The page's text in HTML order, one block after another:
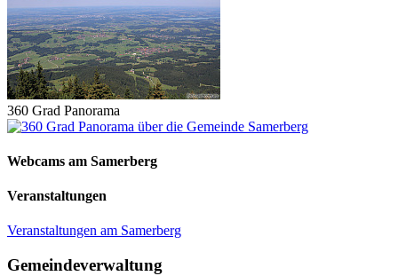
360 Grad Panorama
Webcams am Samerberg
Veranstaltungen
Veranstaltungen am Samerberg
Gemeindeverwaltung